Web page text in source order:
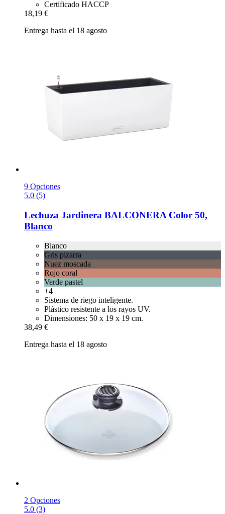
Certificado HACCP
18,19 €
Entrega hasta el 18 agosto
9 Opciones
5.0 (5)
Lechuza Jardinera BALCONERA Color 50,
Blanco
Blanco
Gris pizarra
Nuez moscada
Rojo coral
Verde pastel
+4
Sistema de riego inteligente.
Plástico resistente a los rayos UV.
Dimensiones: 50 x 19 x 19 cm.
38,49 €
Entrega hasta el 18 agosto
2 Opciones
5.0 (3)